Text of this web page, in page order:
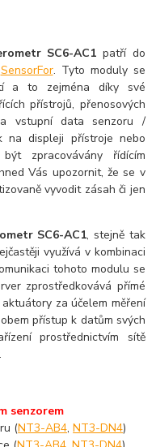
SC6-AC1 patří do
SensorFor. Tyto moduly se
a to zejména díky své
přístrojů, přenosových
vstupní data senzoru /
na displeji přístroje nebo
zpracovávány řídícím
Vás upozornit, že se v
vyvodit zásah či jen
SC6-AC1, stejně tak
využívá v kombinaci
tohoto modulu se
zprostředkovává přímé
za účelem měření
přístup k datům svých
prostřednictvím sítě
senzorem
(NT3-AB4,NT3-DN4)